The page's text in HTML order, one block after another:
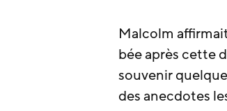
Malcolm
bée après cette
souvenir
des anecdotes